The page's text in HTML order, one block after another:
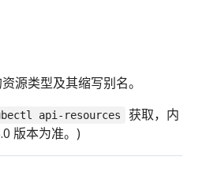
源类型及其缩写别名。
api-resources
获取，内
版本为准。)